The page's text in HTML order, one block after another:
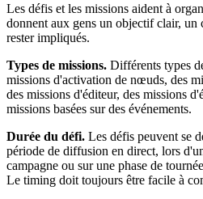
Les défis et les missions aident à
donnent aux gens un objectif clair, un
rester impliqués.
Types de missions. Différents types
missions d'activation de nœuds, des
des missions d'éditeur, des missions
missions basées sur des événements.
Durée du défi. Les défis peuvent se
période de diffusion en direct, lors
campagne ou sur une phase de
Le timing doit toujours être facile à